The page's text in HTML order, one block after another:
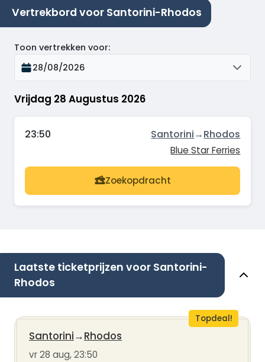
Vertrekbord voor Santorini-Rhodos
Vrijdag 28 Augustus 2026
Toon vertrekken voor:
28/08/2026
23:50 Santorini→Rhodos
Blue Star Ferries
Zoekopdracht
Laatste ticketprijzen voor Santorini-
Rhodos
Topdeal!
Santorini→Rhodos
vr 28 aug, 23:50